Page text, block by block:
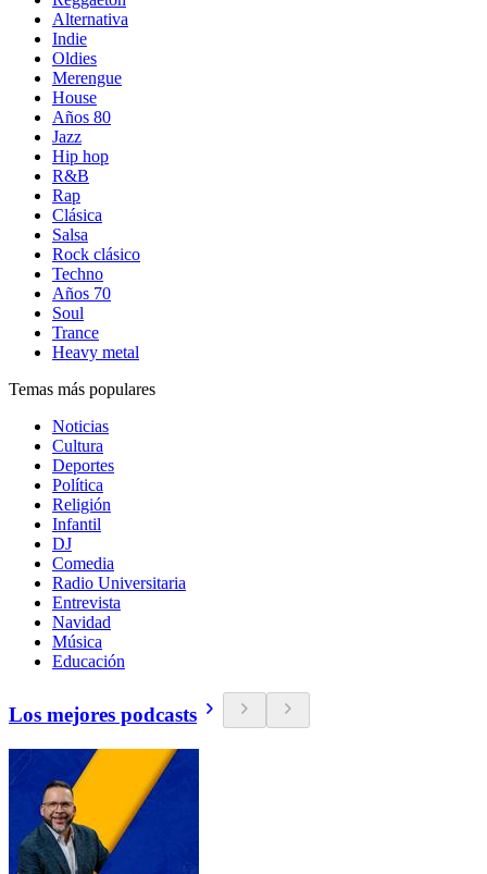
Alternativa
Indie
Oldies
Merengue
House
Años 80
Jazz
Hip hop
R&B
Rap
Clásica
Salsa
Rock clásico
Techno
Años 70
Soul
Trance
Heavy metal
Temas más populares
Noticias
Cultura
Deportes
Política
Religión
Infantil
DJ
Comedia
Radio Universitaria
Entrevista
Navidad
Música
Educación
Los mejores podcasts